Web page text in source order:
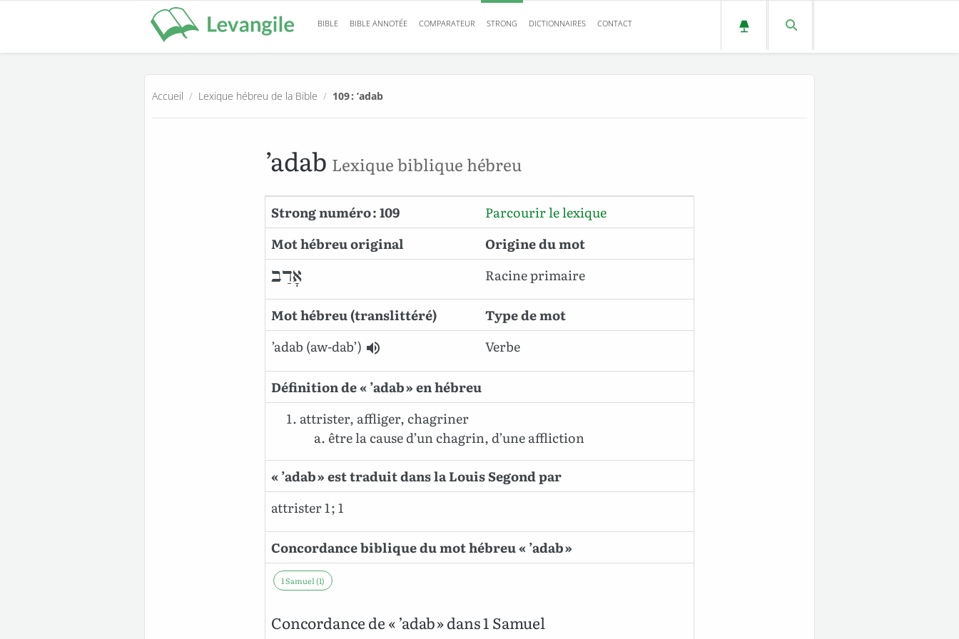
BIBLE BIBLE ANNOTÉE COMPARATEUR STRONG DICTIONNAIRES CONTACT
Accueil / Lexique hébreu de la Bible / 109 : ’adab
’adab Lexique biblique hébreu
Strong numéro : 109
Parcourir le lexique
Mot hébreu original
Origine du mot
אָדַב Racine primaire
Mot hébreu (translittéré)
Type de mot
’adab (aw-dab’) Verbe
Définition de « ’adab » en hébreu
attrister, affliger, chagriner
être la cause d’un chagrin, d’une affliction
« ’adab » est traduit dans la Louis Segond par
attrister 1 ; 1
Concordance biblique du mot hébreu « ’adab »
1 Samuel (1)
Concordance de « ’adab » dans 1 Samuel